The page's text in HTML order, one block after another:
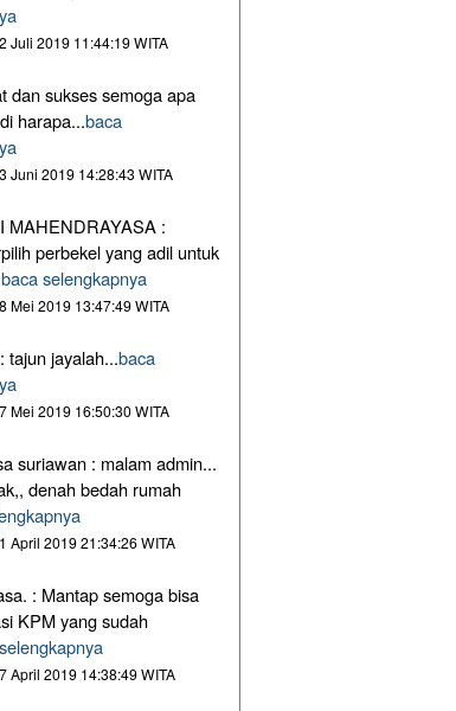
Juli 2019 11:44:19 WITA
dan sukses semoga apa
harapa...baca
Juni 2019 14:28:43 WITA
MAHENDRAYASA :
perbekel yang adil untuk
baca selengkapnya
Mei 2019 13:47:49 WITA
tajun jayalah...baca
Mei 2019 16:50:30 WITA
suriawan : malam admin...
denah bedah rumah
April 2019 21:34:26 WITA
: Mantap semoga bisa
KPM yang sudah
April 2019 14:38:49 WITA